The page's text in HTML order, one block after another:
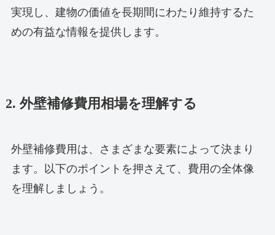
実現し、建物の価値を長期間にわたり維持するた
めの有益な情報を提供します。
2. 外壁補修費用相場を理解する
外壁補修費用は、さまざまな要素によって決まり
ます。以下のポイントを押さえて、費用の全体像
を理解しましょう。